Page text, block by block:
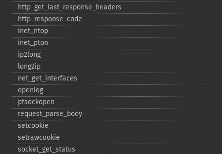
http_​get_​last_​response_​headers
http_​response_​code
inet_​ntop
inet_​pton
ip2long
long2ip
net_​get_​interfaces
openlog
pfsockopen
request_​parse_​body
setcookie
setrawcookie
socket_​get_​status